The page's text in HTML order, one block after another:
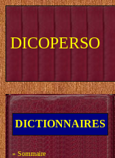
DICOPERSO
DICTIONNAIRES
» Sommaire